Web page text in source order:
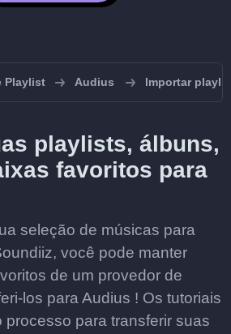
Playlist Audius Importar
playlists, álbuns,
favoritos para
seleção de músicas para
você pode manter
de um provedor de
los para Audius ! Os tutoriais
processo para transferir suas